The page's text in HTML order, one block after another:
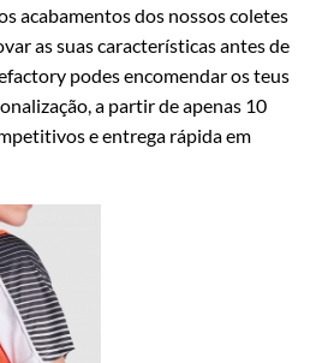
acabamentos dos nossos coletes
as suas características antes de
podes encomendar os teus
a partir de apenas 10
e entrega rápida em